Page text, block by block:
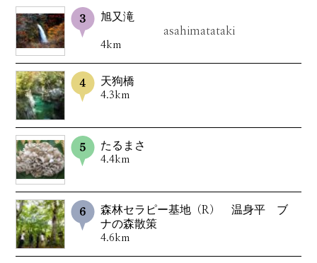
旭又滝
asahimatataki
4km
天狗橋
4.3km
たるまさ
4.4km
森林セラピー基地（R） 温身平 ブ
ナの森散策
4.6km